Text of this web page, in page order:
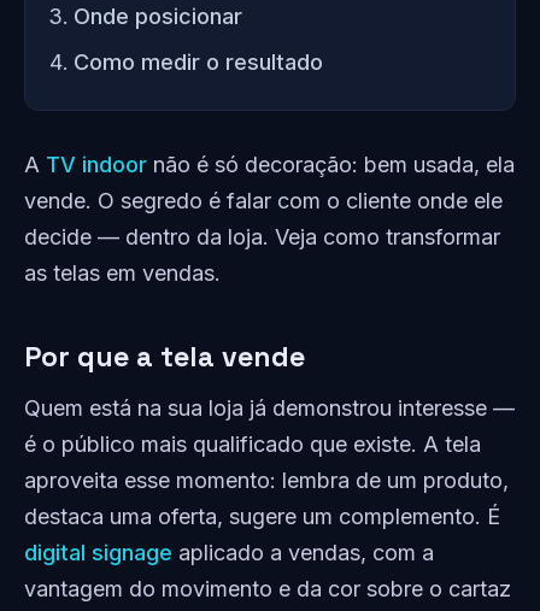
Onde posicionar
Como medir o resultado
A TV indoor não é só decoração: bem usada, ela
vende. O segredo é falar com o cliente onde ele
decide — dentro da loja. Veja como transformar
as telas em vendas.
Por que a tela vende
Quem está na sua loja já demonstrou interesse —
é o público mais qualificado que existe. A tela
aproveita esse momento: lembra de um produto,
destaca uma oferta, sugere um complemento. É
digital signage aplicado a vendas, com a
vantagem do movimento e da cor sobre o cartaz